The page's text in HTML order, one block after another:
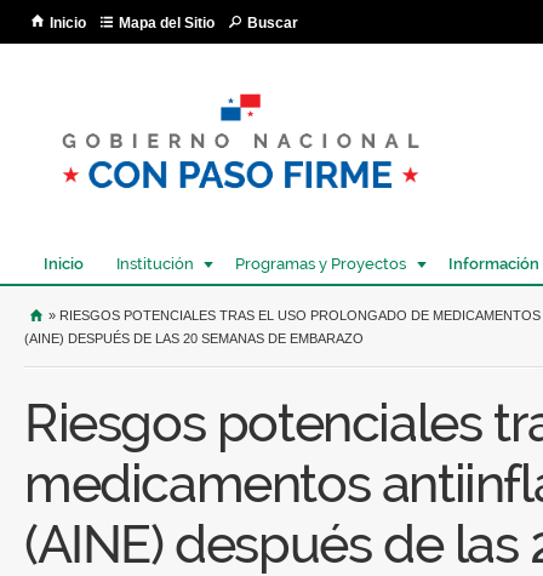
Inicio Mapa del Sitio Buscar
Inicio Institución Programas y Proyectos Información
USTED SE ENCUENTRA AQUÍ
» RIESGOS POTENCIALES TRAS EL USO PROLONGADO DE
(AINE) DESPUÉS DE LAS 20 SEMANAS DE EMBARAZO
Riesgos potenciales
medicamentos
(AINE) después de